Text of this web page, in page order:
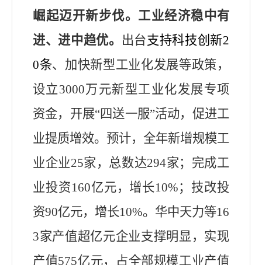
崛起迈开新步伐。 工业经济稳中有
进、进中趋优。 出台支持科技创新2
0条、加快新型工业化发展等政策，
设立3000万元新型工业化发展专项
资金，开展“四送一服”活动，促进工
业提质增效。预计，全年新增规模工
业企业25家，总数达294家；完成工
业投资160亿元，增长10%；技改投
资90亿元，增长10%。华中天力等16
3家产值超亿元企业支撑明显 ，实现
产值575亿元，占全部规模工业产值